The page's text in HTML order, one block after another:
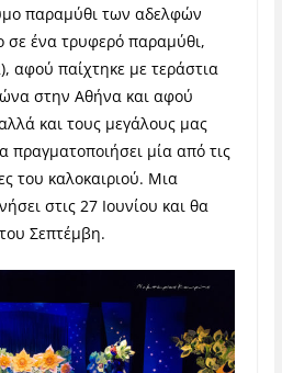
παραμύθι των αδελφών
σε ένα τρυφερό παραμύθι,
αφού παίχτηκε με τεράστια
στην Αθήνα και αφού
και τους μεγάλους μας
πραγματοποιήσει μία από τις
του καλοκαιριού. Μια
στις 27 Ιουνίου και θα
Σεπτέμβη.